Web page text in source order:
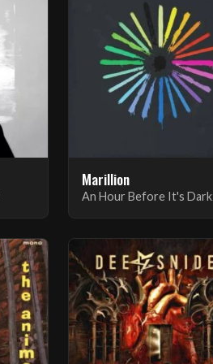
Marillion
An Hour Before It's Dark